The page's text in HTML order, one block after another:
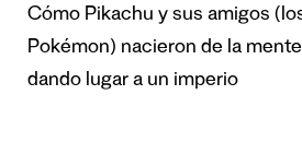
Cómo Pikachu y sus amigos
Pokémon) nacieron de la
dando lugar a un imperio